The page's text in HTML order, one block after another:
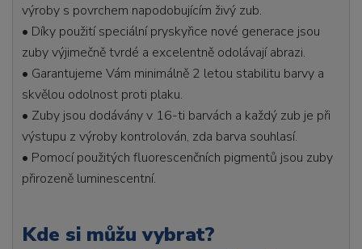
výroby s povrchem napodobujícím živý zub.
• Díky použití speciální pryskyřice nové generace jsou
zuby výjimečně tvrdé a excelentně odolávají abrazi.
• Garantujeme Vám minimálně 2 letou stabilitu barvy a
skvělou odolnost proti plaku.
• Zuby jsou dodávány v 16-ti barvách a každý zub je při
výstupu z výroby kontrolován, zda barva souhlasí.
• Pomocí použitých fluorescenčních pigmentů jsou zuby
přirozeně luminescentní.
Kde si můžu vybrat?